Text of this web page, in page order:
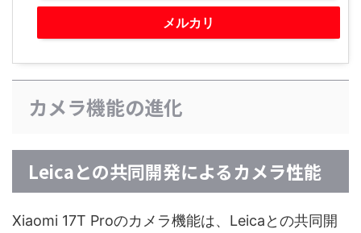
メルカリ
カメラ機能の進化
Leicaとの共同開発によるカメラ性能
Xiaomi 17T Proのカメラ機能は、Leicaとの共同開